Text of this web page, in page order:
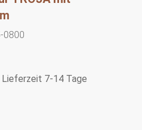
0800
7-14 Tage